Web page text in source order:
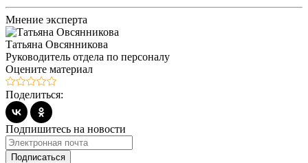
Мнение эксперта
Татьяна Овсянникова
Руководитель отдела по персоналу
Оцените материал
Поделиться:
Подпишитесь на новости
Подписаться